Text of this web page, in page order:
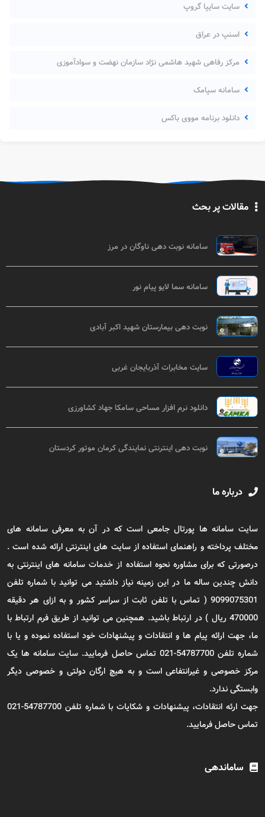
سایت سایپا گروپ
اسنپ در عراق
مرکز رفاهی شهید هاشمی نژاد سازمان نهضت و سوادآموزی
سامانه سپامک
دانلود برنامه مووی باکس
مقالات پر بحث
سامانه نوبت دهی ناوگان در مرز
سامانه سما لایو پیام نور
نوبت دهی بیمارستان شهید اکبر آبادی
سایت مخابرات آذربایجان غربی
دانلود نرم افزار مساحی سامکا جهاد کشاورزی
نوبت دهی اینترنتی نمایندگی کرمان موتور کردستان
درباره ما
سایت سامانه ها پورتال جامعی است که در آن به معرفی سامانه های
مختلف پرداخته و راهنمای استفاده از سایت های اینترنتی ارائه شده است .
درصورتی که برای مشاوره نحوه استفاده از خدمات سامانه های اینترنتی به
دانش چندین ساله ما در این زمینه نیاز داشتید می توانید با شماره تلفن
9099075301 ( تماس با تلفن ثابت از سراسر کشور و به ازای هر دقیقه
470000 ریال ) در ارتباط باشید. همچنین می توانید از طریق فرم ارتباط با
ما، جهت ارائه پیام ها و انتقادات و پیشنهادات خود استفاده نموده و یا با
شماره تلفن 54787700-021 تماس حاصل فرمایید. سایت سامانه ها یک
مرکز خصوصی و غیرانتفاعی است و به هیچ ارگان دولتی و خصوصی دیگر
وابستگی ندارد.
جهت ارئه انتقادات، پیشنهادات و شکایات با شماره تلفن 54787700-021
تماس حاصل فرمایید.
ساماندهی